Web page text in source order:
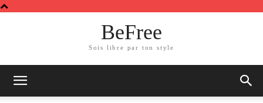
BeFree
Sois libre par ton style